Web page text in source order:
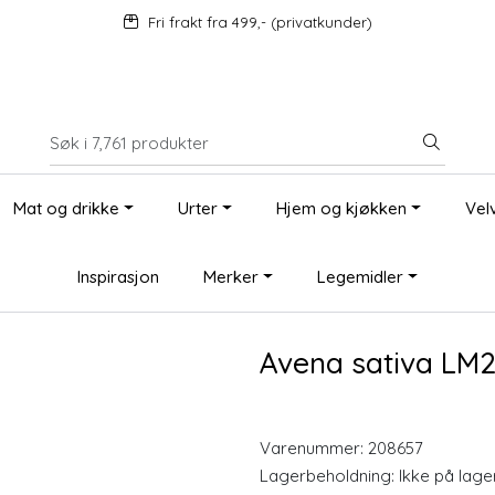
Fri frakt fra 499,- (privatkunder)
Mat og drikke Urter Hjem og kjøkken
Inspirasjon Merker Legemidler
Avena sativa
Varenummer: 208657
Lagerbeholdning: Ikke på